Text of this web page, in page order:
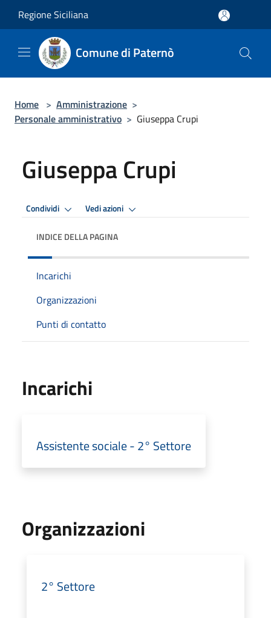
Regione Siciliana
Comune di Paternò
Home > Amministrazione >
Personale amministrativo > Giuseppa Crupi
Giuseppa Crupi
Condividi Vedi azioni
INDICE DELLA PAGINA
Incarichi
Organizzazioni
Punti di contatto
Incarichi
Assistente sociale - 2° Settore
Organizzazioni
2° Settore